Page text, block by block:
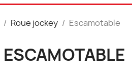
Roue jockey Escamotable
ESCAMOTABLE